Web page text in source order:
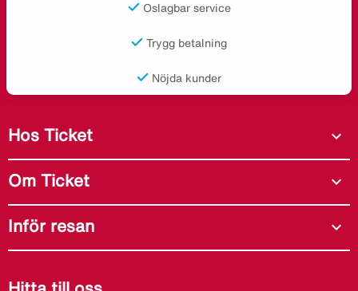
Oslagbar service
Trygg betalning
Nöjda kunder
Hos Ticket expand_more
Om Ticket expand_more
Inför resan expand_more